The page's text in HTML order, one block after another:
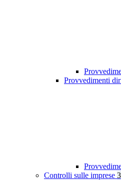
Provvedimenti
Controlli sulle imprese 3